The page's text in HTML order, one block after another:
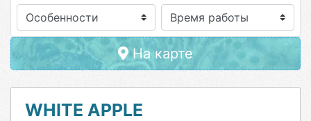
Особенности
На карте
WHITE APPLE